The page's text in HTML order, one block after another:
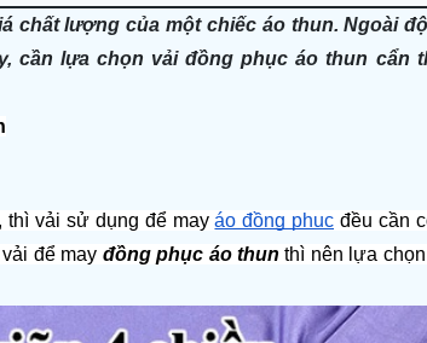
chất lượng của một chiếc áo thun. Ngoài
cần lựa chọn vải đồng phục áo thun cẩn
thì vải sử dụng để may áo đồng phục đều cần
để may đồng phục áo thun thì nên lựa